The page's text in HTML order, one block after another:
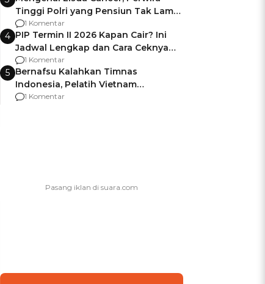
Tinggi Polri yang Pensiun Tak Lama
Usai Jadi Brigjen
1 Komentar
4 PIP Termin II 2026 Kapan Cair? Ini
Jadwal Lengkap dan Cara Ceknya
agar Dana Tidak Hangus!
1 Komentar
5 Bernafsu Kalahkan Timnas
Indonesia, Pelatih Vietnam
Berencana Pakai Jimat di Pakansari
1 Komentar